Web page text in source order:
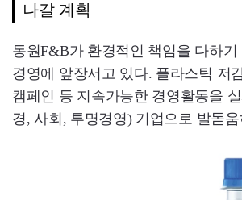
나갈 계획
동원F&B가 환경적인 책임을 다하기
경영에 앞장서고 있다. 플라스틱 저
캠페인 등 지속가능한 경영활동을
경, 사회, 투명경영) 기업으로 발돋